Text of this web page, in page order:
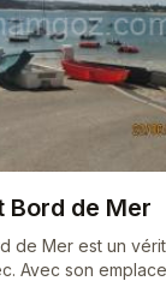
Bord de Mer
de Mer est un
Avec son